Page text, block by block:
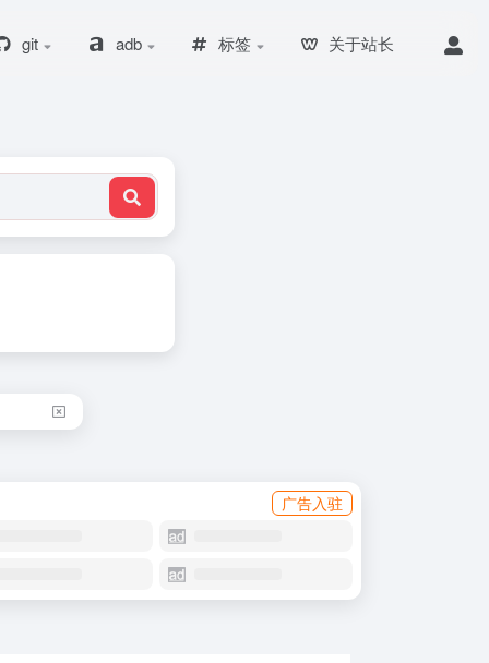
git adb 标签 关于站长
广告入驻